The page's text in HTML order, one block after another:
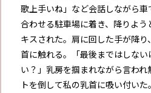
歌上手いね」など会話しながら
合わせる駐車場に着き、降りよ
キスされた。肩に回した手が降
首に触れる。「最後まではしな
い？」乳房を掴まれながら言わ
トを倒して私の乳首に吸い付い